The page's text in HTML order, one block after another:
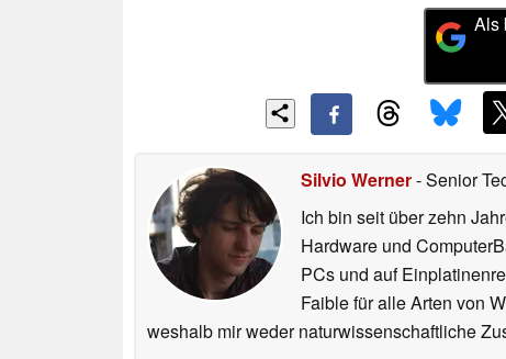
Als
Silvio Werner- Senior
Ich bin seit über zehn
Hardware und
PCs und auf
Faible für alle Arten von
weshalb mir weder naturwissenschaftliche